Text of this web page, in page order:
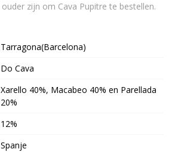
Je moet 18 jaar of ouder zijn om Cava Pupitre te bestellen.
Tarragona(Barcelona)
Do Cava
Xarello 40%, Macabeo 40% en Parellada
20%
12%
Spanje